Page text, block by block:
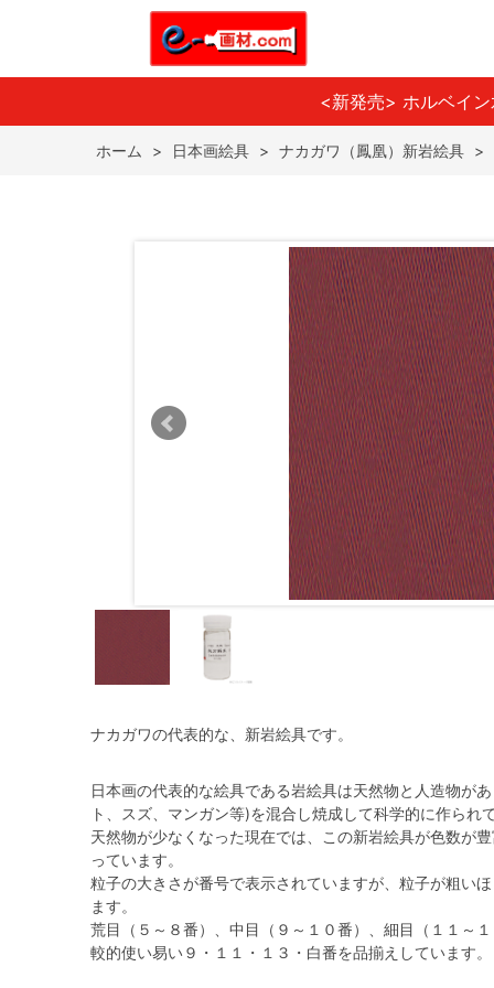
<新発売> ホルベイ
ホーム > 日本画絵具 > ナカガワ（鳳凰）新岩絵具 >
ナカガワの代表的な、新岩絵具です。
日本画の代表的な絵具である岩絵具は天然物と人造物が
ト、スズ、マンガン等)を混合し焼成して科学的に作られ
天然物が少なくなった現在では、この新岩絵具が色数が
っています。
粒子の大きさが番号で表示されていますが、粒子が粗い
ます。
荒目（５～８番）、中目（９～１０番）、細目（１１～
較的使い易い９・１１・１３・白番を品揃えしています。